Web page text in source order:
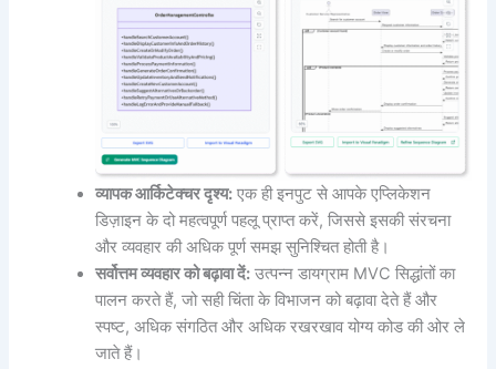
व्यापक आर्किटेक्चर दृश्य: एक ही इनपुट से आपके एप्लिकेशन
डिज़ाइन के दो महत्वपूर्ण पहलू प्राप्त करें, जिससे इसकी संरचना
और व्यवहार की अधिक पूर्ण समझ सुनिश्चित होती है।
सर्वोत्तम व्यवहार को बढ़ावा दें: उत्पन्न डायग्राम MVC सिद्धांतों का
पालन करते हैं, जो सही चिंता के विभाजन को बढ़ावा देते हैं और
स्पष्ट, अधिक संगठित और अधिक रखरखाव योग्य कोड की ओर ले
जाते हैं।